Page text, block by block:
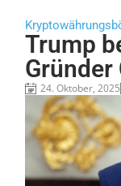
Trump
Gründer
24. Oktober, 2025